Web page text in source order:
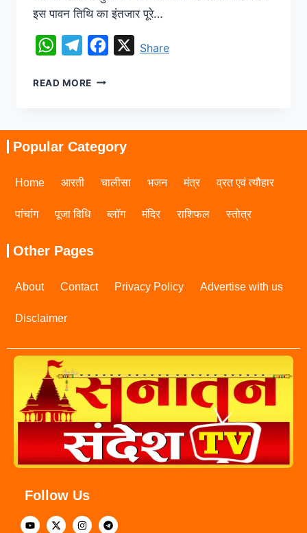
इस पावन तिथि का इंतजार पूरे…
WhatsAppTelegramFacebook
XShare
READ MORE
Popular Category
Home आरती चालीसा भजन मंत्र व्रत एवं त्यौहार
पांचांग पूजा विधि ब्लॉग मंदिर राशिफल स्तोत्र
Other Pages
About Contact Privacy Policy Advertise with us
Disclaimer
Follow Us